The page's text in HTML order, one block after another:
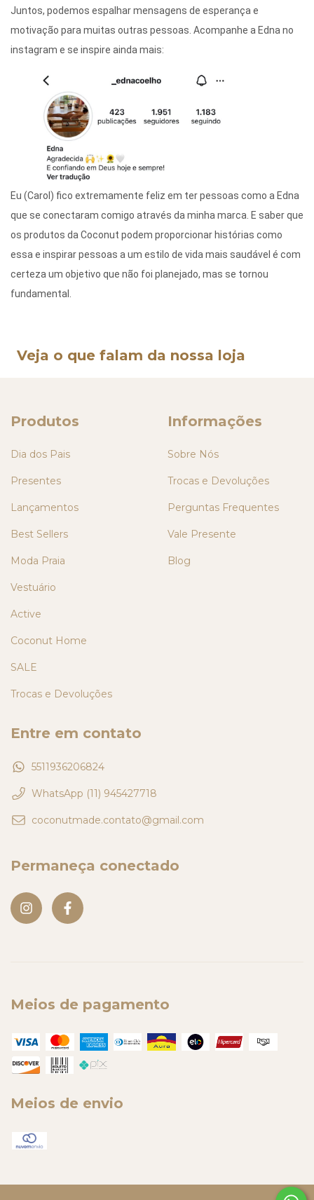
Juntos, podemos espalhar mensagens de esperança e
motivação para muitas outras pessoas. Acompanhe a Edna no
instagram e se inspire ainda mais:
Eu (Carol) fico extremamente feliz em ter pessoas como a Edna
que se conectaram comigo através da minha marca. E saber que
os produtos da Coconut podem proporcionar histórias como
essa e inspirar pessoas a um estilo de vida mais saudável é com
certeza um objetivo que não foi planejado, mas se tornou
fundamental.
Veja o que falam da nossa loja
Produtos
Dia dos Pais
Presentes
Lançamentos
Best Sellers
Moda Praia
Vestuário
Active
Coconut Home
SALE
Trocas e Devoluções
Informações
Sobre Nós
Trocas e Devoluções
Perguntas Frequentes
Vale Presente
Blog
Entre em contato
5511936206824
WhatsApp (11) 945427718
coconutmade.contato@gmail.com
Permaneça conectado
Meios de pagamento
Meios de envio